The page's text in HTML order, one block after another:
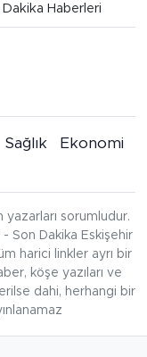
Haberleri
Sağlık
Ekonomi
sorumludur.
Son Dakika Eskişehir
harici linkler ayrı bir
köşe yazıları ve
dahi, herhangi bir